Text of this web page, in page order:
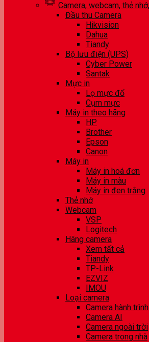
Camera, webcam, thẻ
Đầu thu Camera
Hikvision
Dahua
Tiandy
Bộ lưu điện (UPS)
Cyber Power
Santak
Mực in
Lọ mực đổ
Cụm mực
Máy in theo hãng
HP
Brother
Epson
Canon
Máy in
Máy in hoá đơn
Máy in màu
Máy in đen trắng
Thẻ nhớ
Webcam
VSP
Logitech
Hãng camera
Xem tất cả
Tiandy
TP-Link
EZVIZ
IMOU
Loại camera
Camera hành trình
Camera AI
Camera ngoài trời
Camera trong nhà